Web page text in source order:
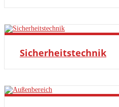
Sicherheitstechnik